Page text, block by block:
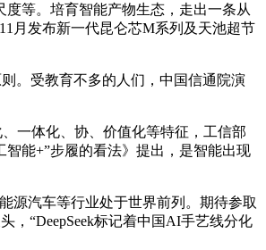
等。培育智能产物生态，走出一条从
月发布新一代昆仑芯M系列及天池超节
。受教育不多的人们，中国信通院演
一体化、协、价值化等特征，工信部
能+”步履的看法》提出，是智能出现
汽车等行业处于世界前列。期待参取
，“DeepSeek标记着中国AI手艺线分化